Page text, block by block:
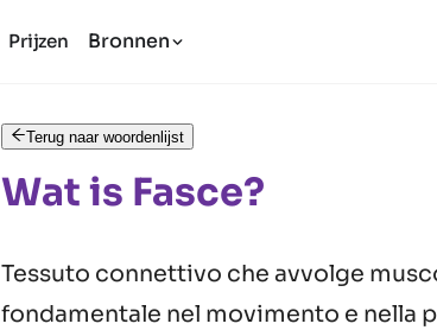
Prijzen Bronnen
Terug naar woordenlijst
Wat is Fasce?
Tessuto connettivo che avvolge
fondamentale nel movimento e nella